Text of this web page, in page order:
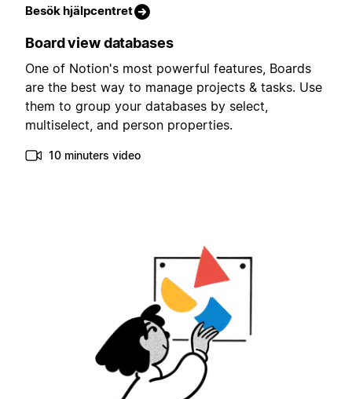
Besök hjälpcentret
Board view databases
One of Notion's most powerful features, Boards
are the best way to manage projects & tasks. Use
them to group your databases by select,
multiselect, and person properties.
10 minuters video